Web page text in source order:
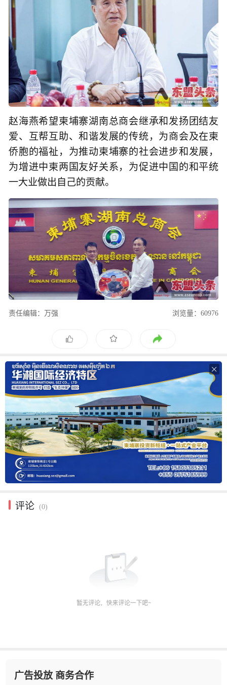
赵海燕希望柬埔寨湖南总商会继承和发扬团结友
爱、互帮互助、和谐发展的传统，为商会及在柬
侨胞的福祉，为推动柬埔寨的社会进步和发展，
为增进中柬两国友好关系，为促进中国的和平统
一大业做出自己的贡献。
责任编辑：万强 浏览量：60976

评论 (0)
广告投放 商务合作